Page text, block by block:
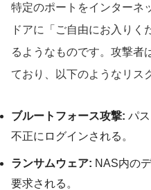
特定のポートをインターネ
ドアに「ご自由にお入りく
るようなものです。攻撃者
ており、以下のようなリス
ブルートフォース攻撃: パ
不正にログインされる。
ランサムウェア: NAS内の
要求される。